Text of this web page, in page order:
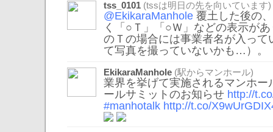
tss_0101 (tssは明日の先を向いています)
@EkikaraManhole 覆土した後の
く「○Ｔ」「○Ｗ」などの表示が
のＴの場合には事業者名が入って
て写真を撮っていないかも…）。
EkikaraManhole (駅からマンホール)
業界を挙げて実施されるマンホー
ールサミットのお知らせ http://
#manhotalk http://t.co/